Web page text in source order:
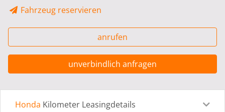
Fahrzeug reservieren
anrufen
unverbindlich anfragen
Leasingdetails Fahrzeugdetails
Honda Kilometer Leasingdetails